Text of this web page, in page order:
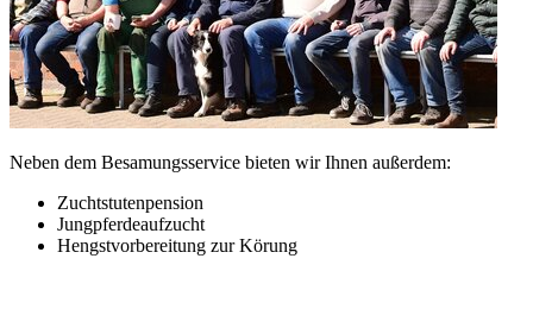
Neben dem Besamungsservice bieten wir Ihnen außerdem:
Zuchtstutenpension
Jungpferdeaufzucht
Hengstvorbereitung zur Körung